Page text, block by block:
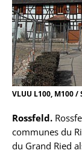
VLUU L100, M100 /
Rossfeld.
communes du
du Grand Ried